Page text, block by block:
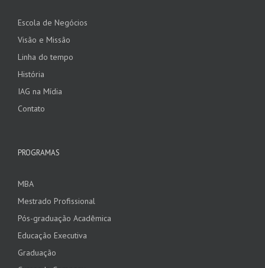
Escola de Negócios
Visão e Missão
Linha do tempo
História
IAG na Mídia
Contato
PROGRAMAS
MBA
Mestrado Profissional
Pós-graduação Acadêmica
Educação Executiva
Graduação